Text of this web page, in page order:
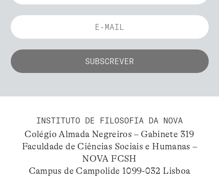
INSTITUTO DE FILOSOFIA DA NOVA
Colégio Almada Negreiros – Gabinete 319
Faculdade de Ciências Sociais e Humanas –
NOVA FCSH
Campus de Campolide 1099-032 Lisboa